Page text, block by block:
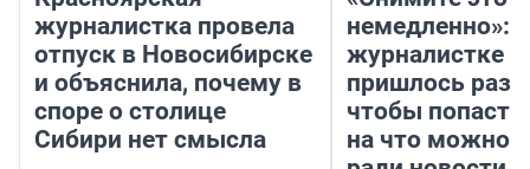
журналистка провела
отпуск в Новосибирске
и объяснила, почему в
споре о столице
Сибири нет смысла
немедленно»:
журналистке
пришлось
чтобы попасть
на что можно